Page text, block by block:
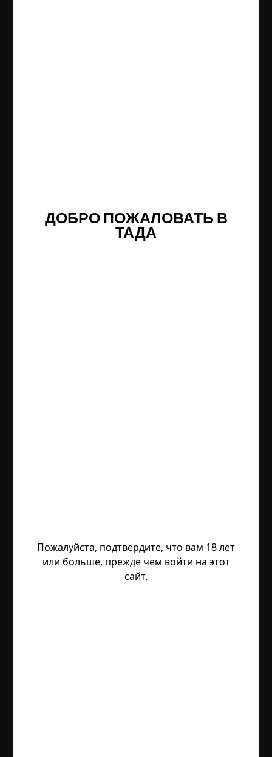
ДОБРО ПОЖАЛОВАТЬ В
ТАДА
Пожалуйста, подтвердите, что вам 18 лет
или больше, прежде чем войти на этот
сайт.